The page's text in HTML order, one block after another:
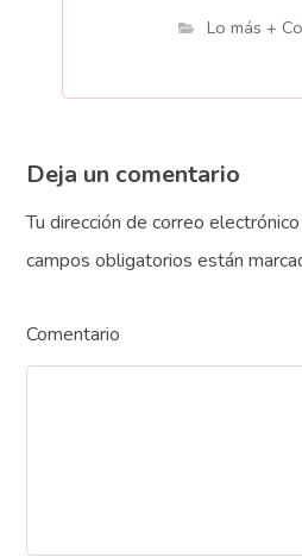
Lo más +
Deja un comentario
Tu dirección de correo
campos obligatorios están
Comentario